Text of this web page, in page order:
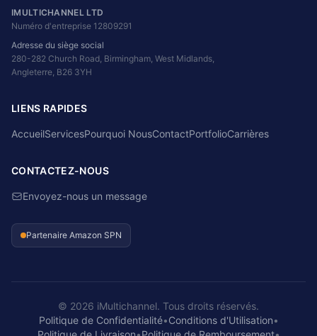
IMULTICHANNEL LTD
Numéro d'entreprise 12809291
Adresse du siège social
280-282 Church Road, Birmingham, West Midlands,
Angleterre, B26 3YH
LIENS RAPIDES
AccueilServicesPourquoi NousContactPortfolioCarrières
CONTACTEZ-NOUS
Envoyez-nous un message
Partenaire Amazon SPN
© 2026 iMultichannel. Tous droits réservés.
Politique de Confidentialité•Conditions d'Utilisation•